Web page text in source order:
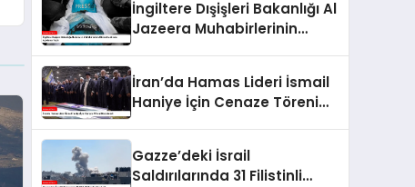
İngiltere Dışişleri Bakanlığı Al
Jazeera Muhabirlerinin
İran’da Hamas Lideri İsmail
Haniye İçin Cenaze Töreni
Gazze’deki İsrail
Saldırılarında 31 Filistinli